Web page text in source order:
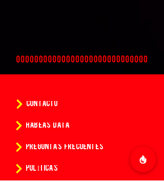
CONTACTO
HABEAS DATA
PREGUNTAS FRECUENTES
POLÍTICAS